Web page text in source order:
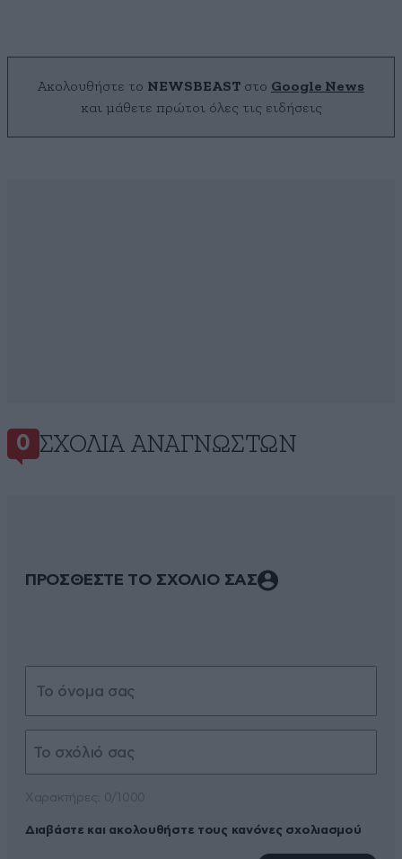
Ακολουθήστε το NEWSBEAST στο Google News
και μάθετε πρώτοι όλες τις ειδήσεις
0 ΣΧΌΛΙΑ ΑΝΑΓΝΩΣΤΏΝ
ΠΡΟΣΘΕΣΤΕ ΤΟ ΣΧΟΛΙΟ ΣΑΣ
Διαβάστε και ακολουθήστε τους κανόνες σχολιασμού